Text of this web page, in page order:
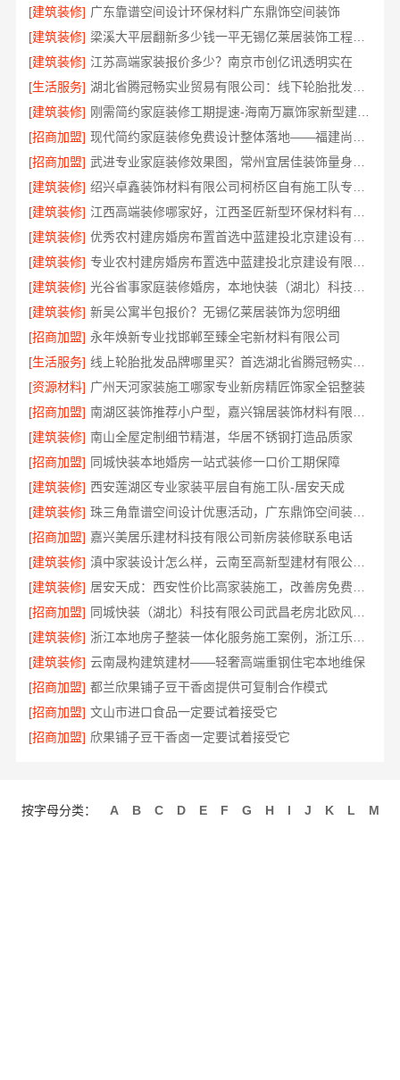
[建筑装修] 广东靠谱空间设计环保材料广东鼎饰空间装饰
[建筑装修]
梁溪大平层翻新多少钱一平无锡亿莱居装饰工程材料有限公司报价
[建筑装修] 江苏高端家装报价多少？南京市创亿讯透明实在
[生活服务]
[建筑装修]
刚需简约家庭装修工期提速-海南万赢饰家新型建筑材料有限公
[招商加盟]
[招商加盟]
[建筑装修]
[建筑装修]
[建筑装修]
[建筑装修]
[建筑装修]
[建筑装修] 新吴公寓半包报价？无锡亿莱居装饰为您明细
[招商加盟] 永年焕新专业找邯郸至臻全宅新材料有限公司
[生活服务]
[资源材料] 广州天河家装施工哪家专业新房精匠饰家全铝整装
[招商加盟]
[建筑装修] 南山全屋定制细节精湛，华居不锈钢打造品质家
[招商加盟] 同城快装本地婚房一站式装修一口价工期保障
[建筑装修] 西安莲湖区专业家装平层自有施工队-居安天成
[建筑装修]
珠三角靠谱空间设计优惠活动，广东鼎饰空间装饰工程有限公司
[招商加盟] 嘉兴美居乐建材科技有限公司新房装修联系电话
[建筑装修]
滇中家装设计怎么样，云南至高新型建材有限公司口碑之选
[建筑装修]
[招商加盟]
[建筑装修]
[建筑装修] 云南晟构建筑建材——轻奢高端重钢住宅本地维保
[招商加盟] 都兰欣果铺子豆干香卤提供可复制合作模式
[招商加盟] 文山市进口食品一定要试着接受它
[招商加盟] 欣果铺子豆干香卤一定要试着接受它
按字母分类： A B C D E F G H I J K L
M